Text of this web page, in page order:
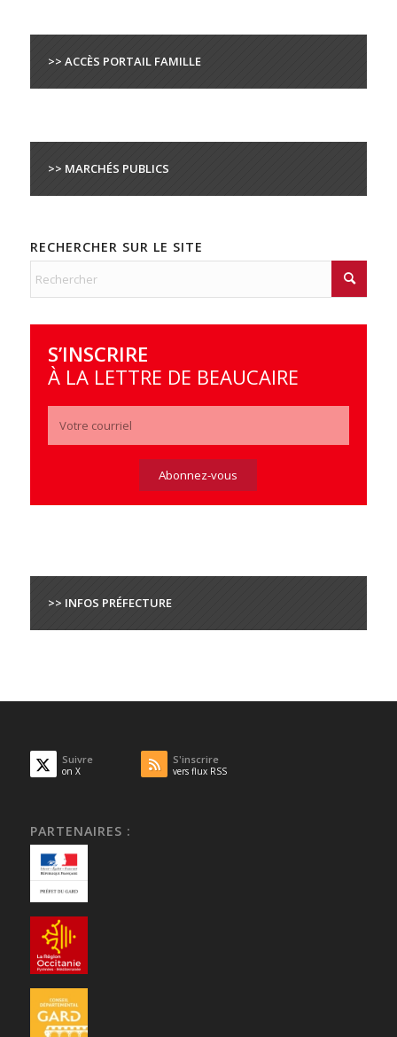
>> ACCÈS PORTAIL FAMILLE
>> MARCHÉS PUBLICS
RECHERCHER SUR LE SITE
S’INSCRIRE
À LA LETTRE DE BEAUCAIRE
>> INFOS PRÉFECTURE
Suivre
on X
S'inscrire
vers flux RSS
PARTENAIRES :